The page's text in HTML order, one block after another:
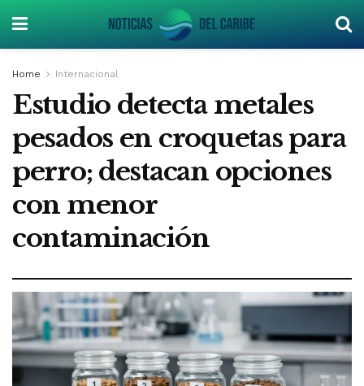
Home Internacional
Estudio detecta metales
pesados en croquetas para
perro; destacan opciones
con menor
contaminación